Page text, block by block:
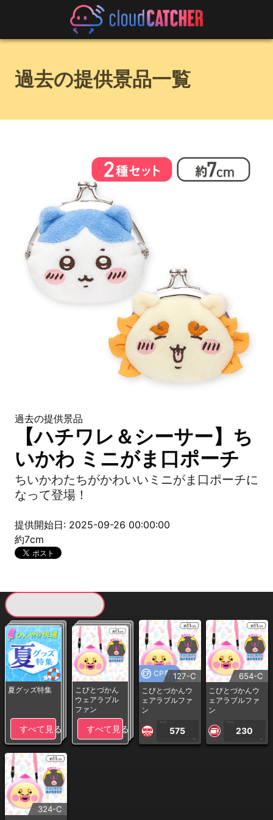
過去の提供景品一覧
過去の提供景品
【ハチワレ＆シーサー】ち
いかわ ミニがま口ポーチ
ちいかわたちがかわいいミニがま口ポーチに
なって登場！
提供開始日: 2025-09-26 00:00:00
約7cm
夏グッズ特集
すべて見る
こびとづかん
ウェアラブル
ファン
すべて見る
CP専用127-C
こびとづかんウ
ェアラブルファ
ン
1PLAY
575
CP
654-C
こびとづかんウ
ェアラブルファ
ン
1PLAY
230
CP
324-C